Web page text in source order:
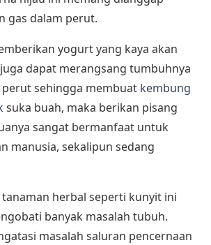
gas dalam perut.
yogurt yang kaya akan
dapat merangsang tumbuhnya
sehingga membuat kembung
suka buah, maka berikan pisang
sangat bermanfaat untuk
manusia, sekalipun sedang
tanaman herbal seperti kunyit ini
banyak masalah tubuh.
masalah saluran pencernaan